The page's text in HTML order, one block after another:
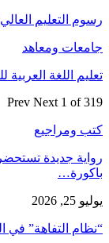
رسوم التعليم
جامعات ومعاهد
تعليم اللغة العربية
Prev Next 1 of 319
كتب ومراجيع
رواية جديدة تستحضر
باكورة…
يوليو 25, 2026
“نظام التفاهة” في